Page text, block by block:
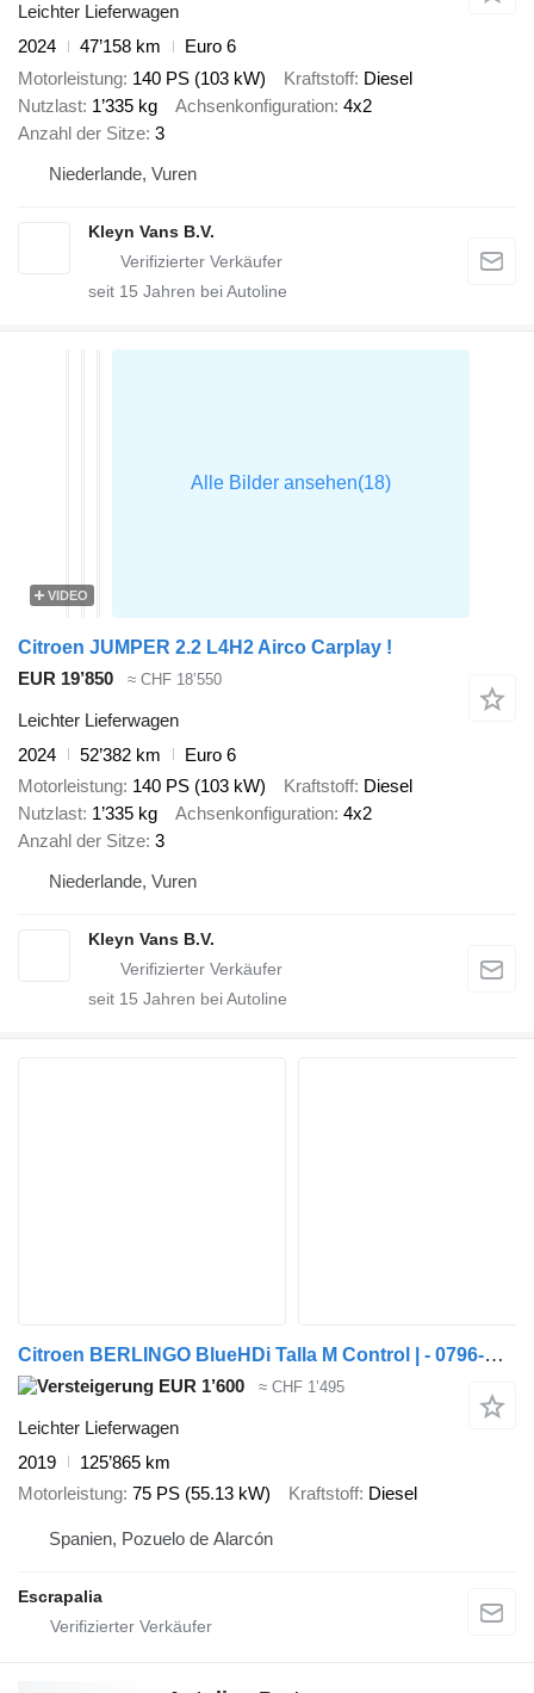
Leichter Lieferwagen
2024
47’158 km
Euro 6
Motorleistung 140 PS (103 kW) Kraftstoff Diesel
Nutzlast 1’335 kg Achsenkonfiguration 4x2
Anzahl der Sitze 3
Niederlande, Vuren
Kleyn Vans B.V.
seit 15 Jahren bei Autoline
VIDEO
Citroen JUMPER 2.2 L4H2 Airco Carplay !
EUR 19’850
≈ CHF 18’550
Leichter Lieferwagen
2024
52’382 km
Euro 6
Motorleistung 140 PS (103 kW) Kraftstoff Diesel
Nutzlast 1’335 kg Achsenkonfiguration 4x2
Anzahl der Sitze 3
Niederlande, Vuren
Kleyn Vans B.V.
seit 15 Jahren bei Autoline
Citroen BERLINGO BlueHDi Talla M Control | - 0796-KXF
EUR 1’600 ≈ CHF 1’495
Leichter Lieferwagen
2019
125’865 km
Motorleistung 75 PS (55.13 kW) Kraftstoff Diesel
Spanien, Pozuelo de Alarcón
Escrapalia